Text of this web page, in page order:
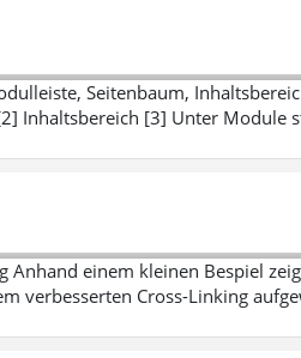
Seitenbaum,
Inhaltsbereich [3] Unter Module
Anhand einem kleinen Bespiel
verbesserten Cross-Linking